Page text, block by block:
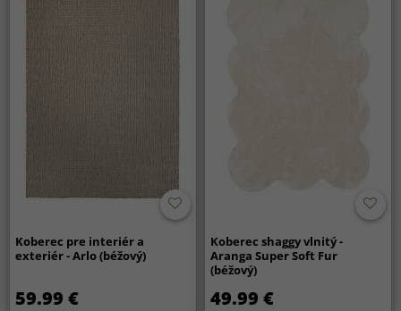
Koberec pre interiér a
exteriér - Arlo (béžový)
59.99 €
Koberec shaggy vlnitý -
Aranga Super Soft Fur
(béžový)
49.99 €